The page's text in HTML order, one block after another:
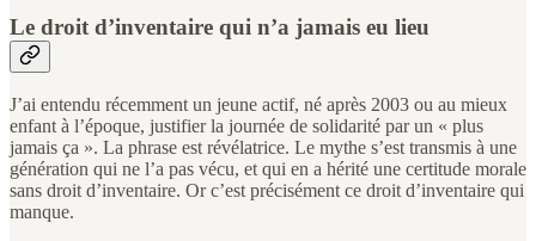
Le droit d’inventaire qui n’a jamais eu lieu
J’ai entendu récemment un jeune actif, né après 2003 ou au mieux
enfant à l’époque, justifier la journée de solidarité par un « plus
jamais ça ». La phrase est révélatrice. Le mythe s’est transmis à une
génération qui ne l’a pas vécu, et qui en a hérité une certitude morale
sans droit d’inventaire. Or c’est précisément ce droit d’inventaire qui
manque.